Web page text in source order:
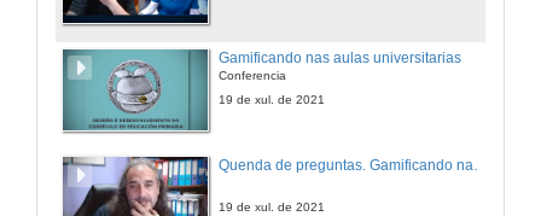
Gamificando nas aulas universitarias
Conferencia
19 de xul. de 2021
Quenda de preguntas. Gamificando nas aulas universitarias
19 de xul. de 2021